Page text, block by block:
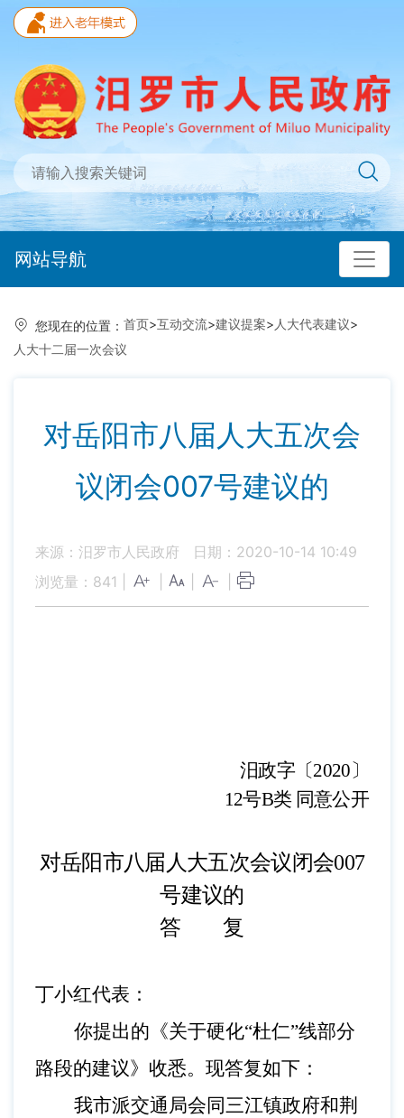
网站导航
您现在的位置： 首页>互动交流>建议提案> 人大代表建议>
人大十二届一次会议
对岳阳市八届人大五次会
议闭会007号建议的
来源：汨罗市人民政府
日期：2020-10-14 10:49
浏览量： 841
汨政字〔2020〕
12号B类 同意公开
对岳阳市八届人大五次会议闭会007
号建议的
答 复
丁小红代表：
你提出的《关于硬化“杜仁”线部分
路段的建议》收悉。现答复如下：
我市派交通局会同三江镇政府和荆